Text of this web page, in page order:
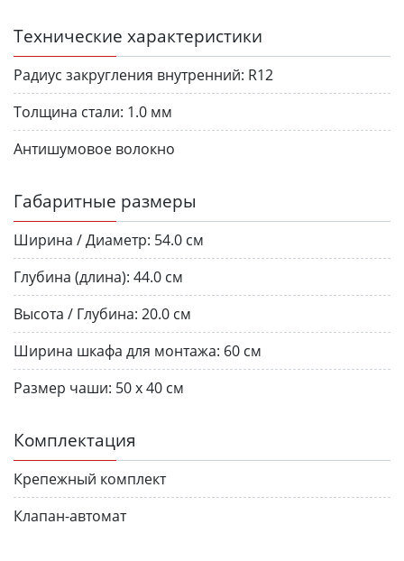
Технические характеристики
Радиус закругления внутренний: R12
Толщина стали: 1.0 мм
Антишумовое волокно
Габаритные размеры
Ширина / Диаметр: 54.0 см
Глубина (длина): 44.0 см
Высота / Глубина: 20.0 см
Ширина шкафа для монтажа: 60 см
Размер чаши: 50 х 40 см
Комплектация
Крепежный комплект
Клапан-автомат